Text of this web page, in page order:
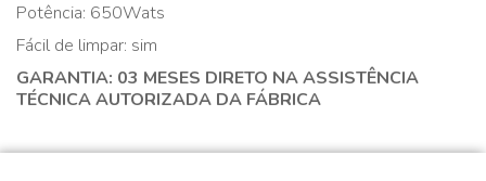
Potência: 650Wats
Fácil de limpar: sim
GARANTIA: 03 MESES DIRETO NA ASSISTÊNCIA
TÉCNICA AUTORIZADA DA FÁBRICA